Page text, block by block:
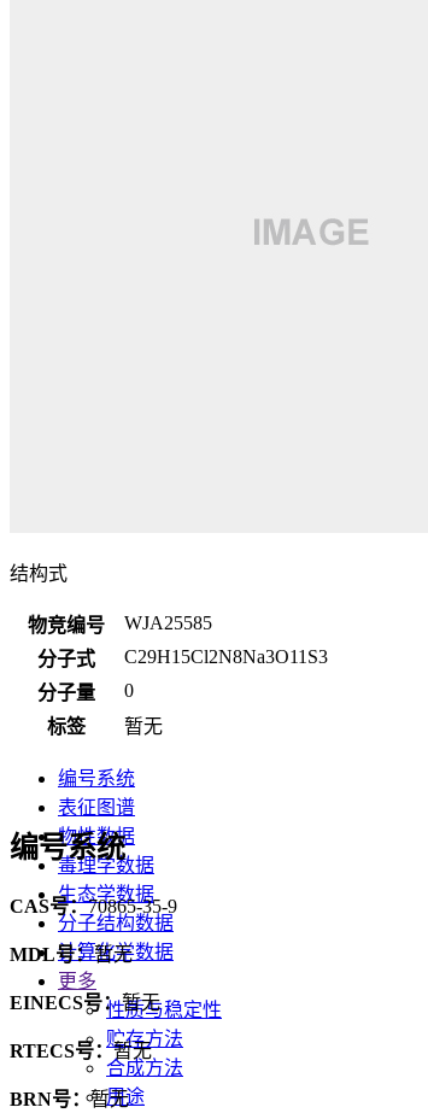
结构式
物竞编号
WJA25585
分子式
C29H15Cl2N8Na3O11S3
分子量
0
标签
暂无
编号系统
表征图谱
物性数据
毒理学数据
生态学数据
分子结构数据
计算化学数据
更多
性质与稳定性
贮存方法
合成方法
用途
编号系统
CAS号：70865-35-9
MDL号：暂无
EINECS号：暂无
RTECS号：暂无
BRN号：暂无